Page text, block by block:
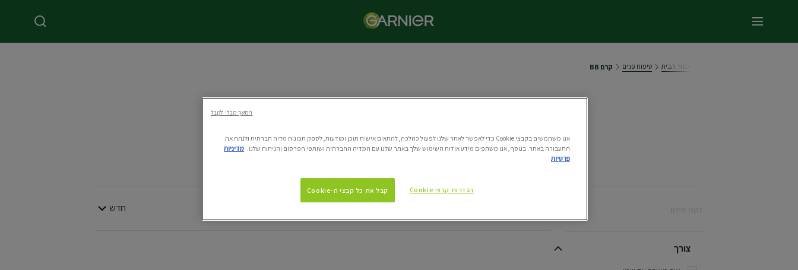
תפריט ראשי
עמוד הבית טיפוח פנים קרם BB
קרם לחות קליל בתוספת גוון למראה עור טבעי.
צורך
סדר לפי
חדש
אנו משתמשים בקבצי Cookie כדי לאפשר לאתר שלנו לפעול כהלכה, להתאים אישית תוכן ומודעות, לספק תכונות מדיה חברתית ולנתח את
התעבורה באתר. בנוסף, אנו משתפים מידע אודות השימוש שלך באתר שלנו עם המדיה החברתית ושותפי הפרסום והניתוח שלנו. מדיניות
פרטיות
הגדרות קבצי Cookie קבל את כל קבצי ה-Cookie
המשך מבלי לקבל